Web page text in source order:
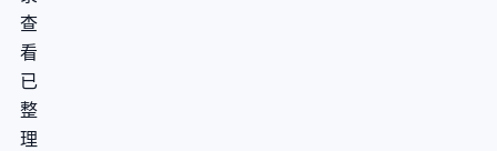
查
看
已
整
理